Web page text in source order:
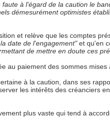
faute à l'égard de la caution le
démesurément optimistes
et relève que les comptes
date de l'engagement"et qu'en
de mettre en doute ces
au paiement des sommes mises
à la caution, dans ses
les intérêts des créanciers
plus vaste qui tend à